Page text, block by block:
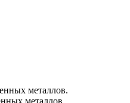
металлов.
металлов